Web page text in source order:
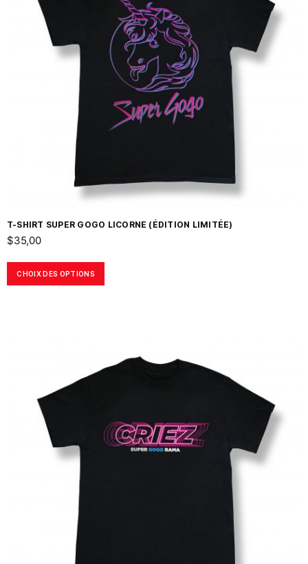
T-SHIRT SUPER GOGO LICORNE (ÉDITION LIMITÉE)
$35,00
CHOIX DES OPTIONS